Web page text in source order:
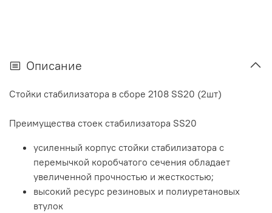
Описание
Стойки стабилизатора в сборе 2108 SS20 (2шт)
Преимущества стоек стабилизатора SS20
усиленный корпус стойки стабилизатора с
перемычкой коробчатого сечения обладает
увеличенной прочностью и жесткостью;
высокий ресурс резиновых и полиуретановых
втулок